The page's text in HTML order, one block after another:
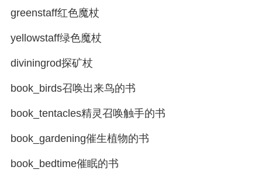
greenstaff红色魔杖
yellowstaff绿色魔杖
diviningrod探矿杖
book_birds召唤出来鸟的书
book_tentacles精灵召唤触手的书
book_gardening催生植物的书
book_bedtime催眠的书